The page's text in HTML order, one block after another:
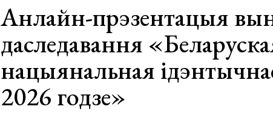
Анлайн-прэзентацыя
даследавання
нацыянальная
2026 годзе»